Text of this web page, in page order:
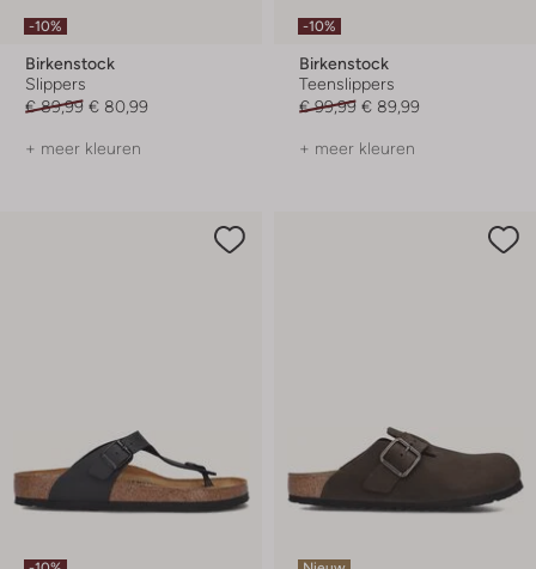
-10%
Birkenstock
Slippers
€ 89,99 € 80,99
+ meer kleuren
-10%
Birkenstock
Teenslippers
€ 99,99 € 89,99
+ meer kleuren